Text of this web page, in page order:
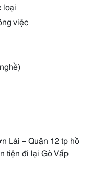
loại
việc
Lài – Quận 12 tp hồ
tiện đi lại Gò Vấp